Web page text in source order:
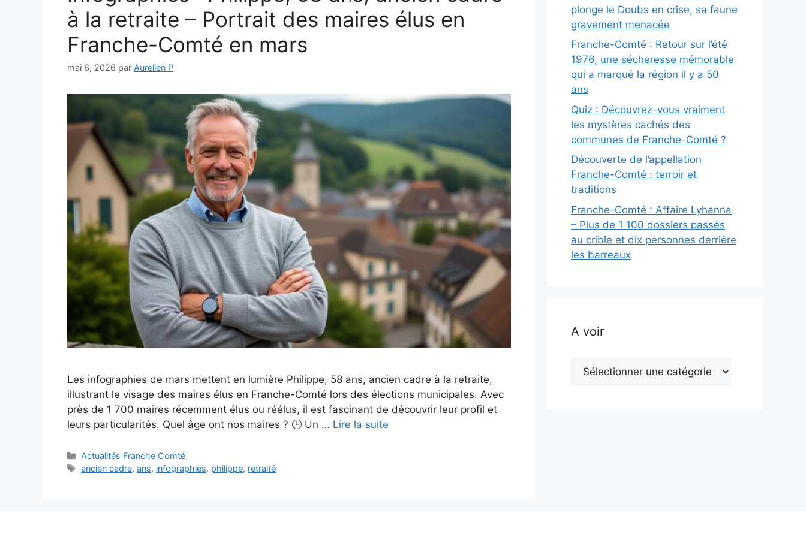
à la retraite – Portrait des maires élus en
Franche-Comté en mars
mai 6, 2026 par Aurelien P
Les infographies de mars mettent en lumière Philippe, 58 ans, ancien cadre à la retraite,
illustrant le visage des maires élus en Franche-Comté lors des élections municipales. Avec
près de 1 700 maires récemment élus ou réélus, il est fascinant de découvrir leur profil et
leurs particularités. Quel âge ont nos maires ? 🕒 Un … Lire la suite
Catégories
Actualités Franche Comté
Étiquettes
ancien cadre,ans, infographies, philippe, retraité
plonge le Doubs en crise, sa faune
gravement menacée
Franche-Comté : Retour sur l’été
1976, une sécheresse mémorable
qui a marqué la région il y a 50
ans
Quiz : Découvrez-vous vraiment
les mystères cachés des
communes de Franche-Comté ?
Découverte de l’appellation
Franche-Comté : terroir et
traditions
Franche-Comté : Affaire Lyhanna
– Plus de 1 100 dossiers passés
au crible et dix personnes derrière
les barreaux
A voir
voir